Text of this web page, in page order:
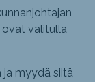
ovat valitulla
ja myydä siitä